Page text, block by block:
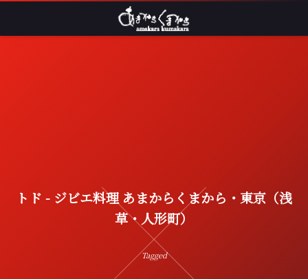
トド - ジビエ料理 あまからくまから・東京（浅
草・人形町）
Tagged